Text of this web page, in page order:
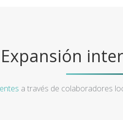
Expansión
a través de colaboradores